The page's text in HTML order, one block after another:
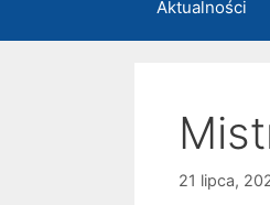
Aktualności
21 lipca,